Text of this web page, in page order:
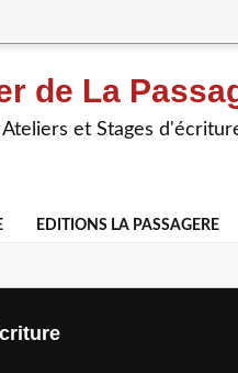
de La
Ateliers et Stages
EDITIONS LA PASSAGERE